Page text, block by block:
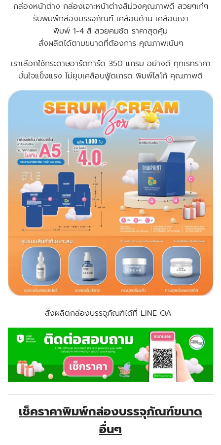
กล่องหน้าต่าง กล่องเจาะหน้าต่างสีม่วงคุณภาพดี สวยๆเก๋ๆ
รับพิมพ์กล่องบรรจุภัณฑ์ เคลือบด้าน เคลือบเงา
พิมพ์ 1-4 สี สวยคมชัด ราคาสุดคุ้ม
สั่งผลิตได้ตามขนาดที่ต้องการ คุณภาพเน้นๆ
เราเลือกใช้กระดาษอาร์ตการ์ด 350 แกรม อย่างดี ทุกเรทราคา
มั่นใจแข็งแรง ไม่ยุบเคลือบฟู้ดเกรด พิมพ์โลโก้ คุณภาพดี
สั่งผลิตกล่องบรรจุภัณฑ์ได้ที่ LINE OA :
เช็คราคาพิมพ์กล่องบรรจุภัณฑ์ขนาด
อื่นๆ